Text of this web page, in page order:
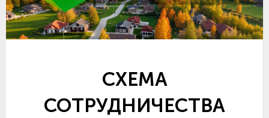
СХЕМА
СОТРУДНИЧЕСТВА